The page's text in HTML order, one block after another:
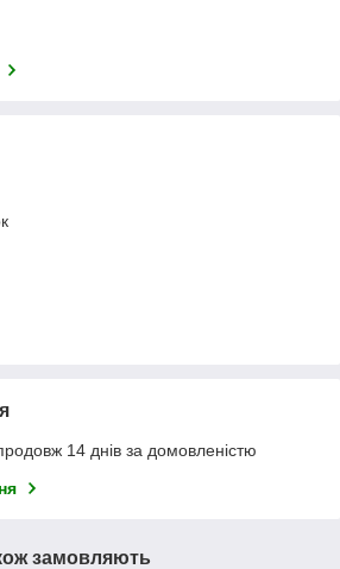
14 днів за домовленістю
замовляють